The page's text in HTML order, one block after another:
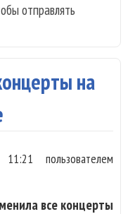
отправлять
на
пользователем
все концерты